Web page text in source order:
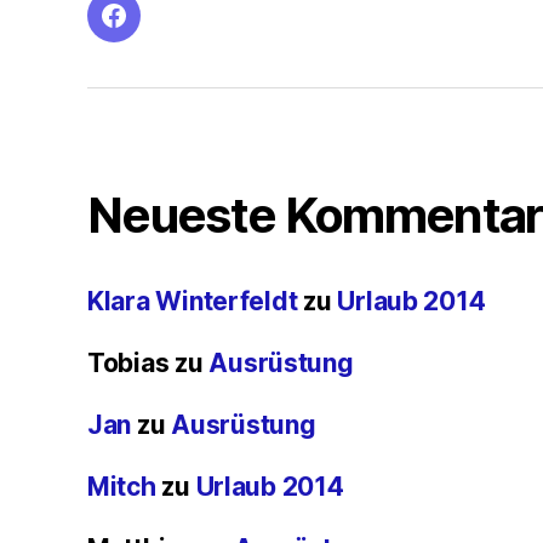
facebook
Neueste
Klara Winterfeldtzu Urlaub 2014
Tobias zu Ausrüstung
Jan zu Ausrüstung
Mitch zu Urlaub 2014